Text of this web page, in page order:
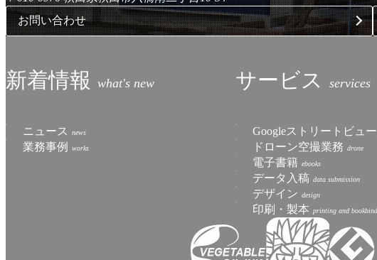
お問い合わせ
新着情報
ニュース
業務事例
サービス
Googleストリートビュー
ドローン空撮業務
電子書籍
データ入稿
デザイン
印刷・製本